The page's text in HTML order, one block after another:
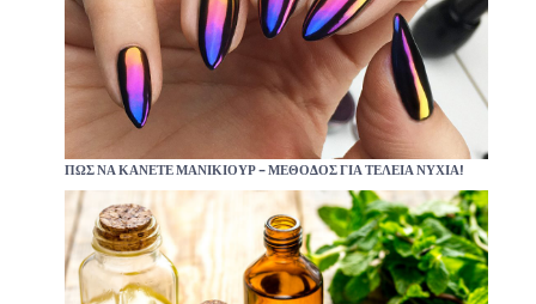
ΠΩΣ ΝΑ ΚΆΝΕΤΕ ΜΑΝΙΚΙΟΎΡ – ΜΈΘΟΔΟΣ ΓΙΑ ΤΈΛΕΙΑ ΝΎΧΙΑ!